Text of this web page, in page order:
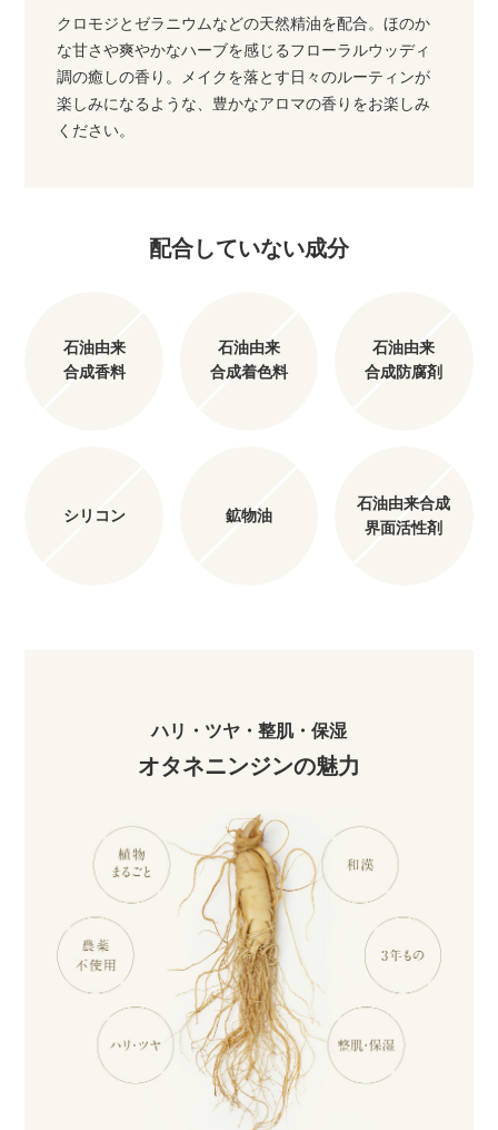
クロモジとゼラニウムなどの天然精油を配合。ほのか
な甘さや爽やかなハーブを感じるフローラルウッディ
調の癒しの香り。メイクを落とす日々のルーティンが
楽しみになるような、豊かなアロマの香りをお楽しみ
ください。
配合していない成分
石油由来
合成香料
石油由来
合成着色料
石油由来
合成防腐剤
シリコン 鉱物油
石油由来合成
界面活性剤
ハリ・ツヤ・整肌・保湿
オタネニンジンの魅力